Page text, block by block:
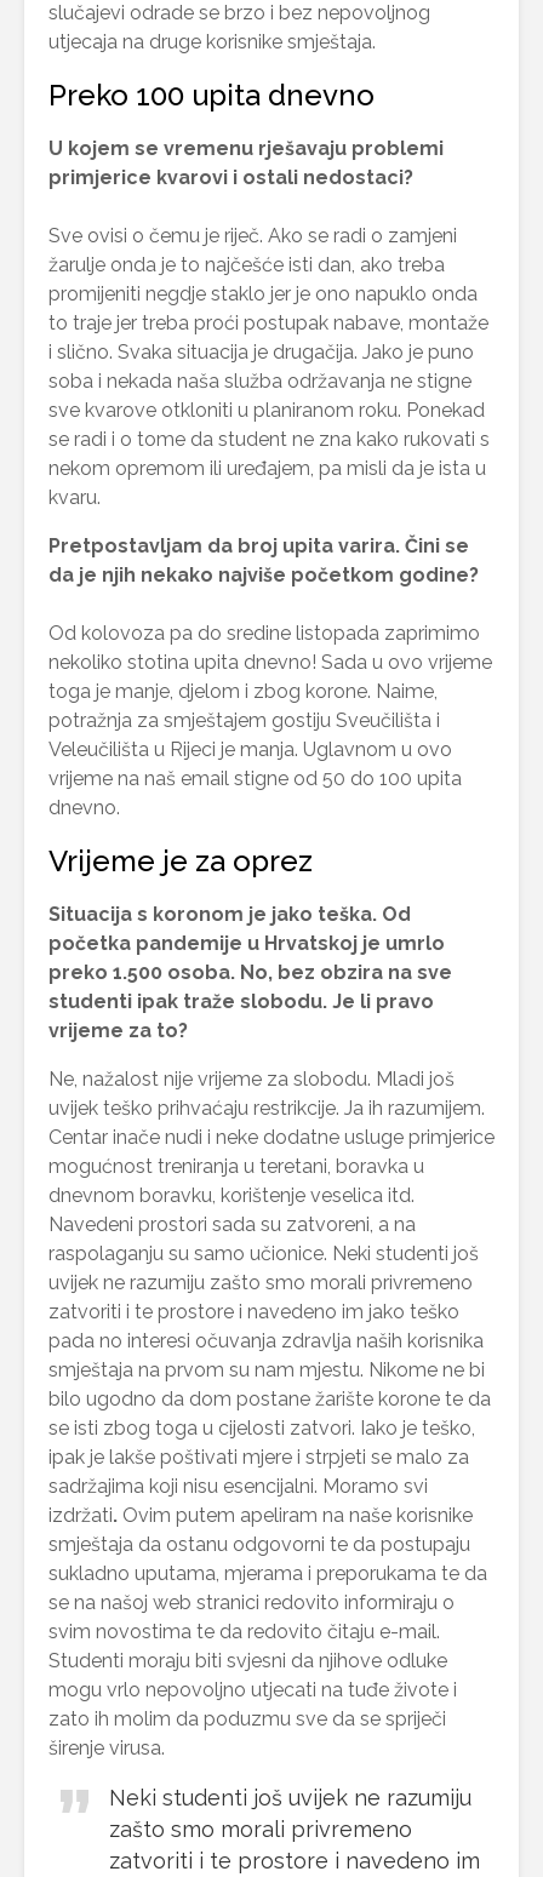
slučajevi odrade se brzo i bez nepovoljnog
utjecaja na druge korisnike smještaja.
Preko 100 upita dnevno
U kojem se vremenu rješavaju problemi
primjerice kvarovi i ostali nedostaci?
Sve ovisi o čemu je riječ. Ako se radi o zamjeni
žarulje onda je to najčešće isti dan, ako treba
promijeniti negdje staklo jer je ono napuklo onda
to traje jer treba proći postupak nabave, montaže
i slično. Svaka situacija je drugačija. Jako je puno
soba i nekada naša služba održavanja ne stigne
sve kvarove otkloniti u planiranom roku. Ponekad
se radi i o tome da student ne zna kako rukovati s
nekom opremom ili uređajem, pa misli da je ista u
kvaru.
Pretpostavljam da broj upita varira. Čini se
da je njih nekako najviše početkom godine?
Od kolovoza pa do sredine listopada zaprimimo
nekoliko stotina upita dnevno! Sada u ovo vrijeme
toga je manje, djelom i zbog korone. Naime,
potražnja za smještajem gostiju Sveučilišta i
Veleučilišta u Rijeci je manja. Uglavnom u ovo
vrijeme na naš email stigne od 50 do 100 upita
dnevno.
Vrijeme je za oprez
Situacija s koronom je jako teška. Od
početka pandemije u Hrvatskoj je umrlo
preko 1.500 osoba. No, bez obzira na sve
studenti ipak traže slobodu. Je li pravo
vrijeme za to?
Ne, nažalost nije vrijeme za slobodu. Mladi još
uvijek teško prihvaćaju restrikcije. Ja ih razumijem.
Centar inače nudi i neke dodatne usluge primjerice
mogućnost treniranja u teretani, boravka u
dnevnom boravku, korištenje veselica itd.
Navedeni prostori sada su zatvoreni, a na
raspolaganju su samo učionice. Neki studenti još
uvijek ne razumiju zašto smo morali privremeno
zatvoriti i te prostore i navedeno im jako teško
pada no interesi očuvanja zdravlja naših korisnika
smještaja na prvom su nam mjestu. Nikome ne bi
bilo ugodno da dom postane žarište korone te da
se isti zbog toga u cijelosti zatvori. Iako je teško,
ipak je lakše poštivati mjere i strpjeti se malo za
sadržajima koji nisu esencijalni. Moramo svi
izdržati. Ovim putem apeliram na naše korisnike
smještaja da ostanu odgovorni te da postupaju
sukladno uputama, mjerama i preporukama te da
se na našoj web stranici redovito informiraju o
svim novostima te da redovito čitaju e-mail.
Studenti moraju biti svjesni da njihove odluke
mogu vrlo nepovoljno utjecati na tuđe živote i
zato ih molim da poduzmu sve da se spriječi
širenje virusa.
Neki studenti još uvijek ne razumiju
zašto smo morali privremeno
zatvoriti i te prostore i navedeno im